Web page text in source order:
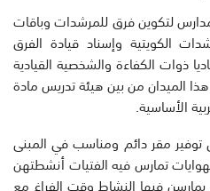
لتكوين فرق للمرشدات وباقات
الكويتية وإسناد قيادة الفرق
ذوات الكفاءة والشخصية القيادية
الميدان من بين هيئة تدريس مادة
الأساسية.
مقر دائم ومناسب في المبنى
تمارس فيه الفتيات أنشطتهن